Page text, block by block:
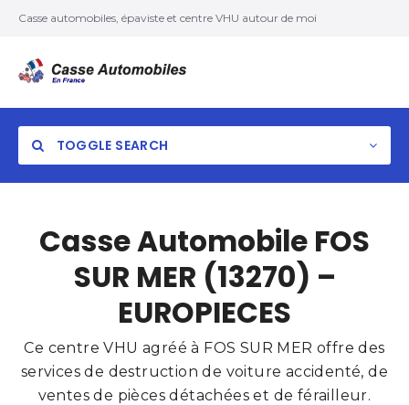
Casse automobiles, épaviste et centre VHU autour de moi
TOGGLE SEARCH
Casse Automobile FOS
SUR MER (13270) –
EUROPIECES
Ce centre VHU agréé à FOS SUR MER offre des
services de destruction de voiture accidenté, de
ventes de pièces détachées et de férailleur.